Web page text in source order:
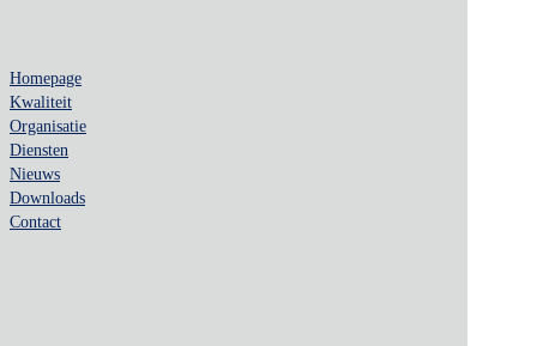
Homepage
Kwaliteit
Organisatie
Diensten
Nieuws
Downloads
Contact